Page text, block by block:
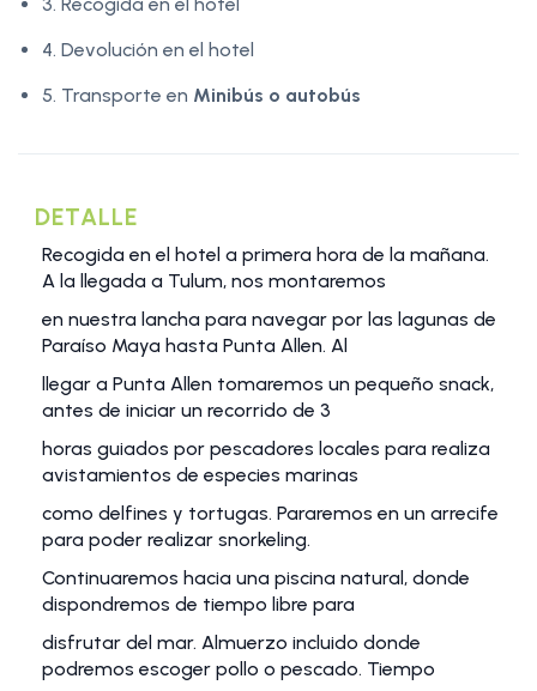
4. Devolución en el hotel
5. Transporte en Minibús o autobús
DETALLE
Recogida en el hotel a primera hora de la mañana.
A la llegada a Tulum, nos montaremos
en nuestra lancha para navegar por las lagunas de
Paraíso Maya hasta Punta Allen. Al
llegar a Punta Allen tomaremos un pequeño snack,
antes de iniciar un recorrido de 3
horas guiados por pescadores locales para realiza
avistamientos de especies marinas
como delfines y tortugas. Pararemos en un arrecife
para poder realizar snorkeling.
Continuaremos hacia una piscina natural, donde
dispondremos de tiempo libre para
disfrutar del mar. Almuerzo incluido donde
podremos escoger pollo o pescado. Tiempo